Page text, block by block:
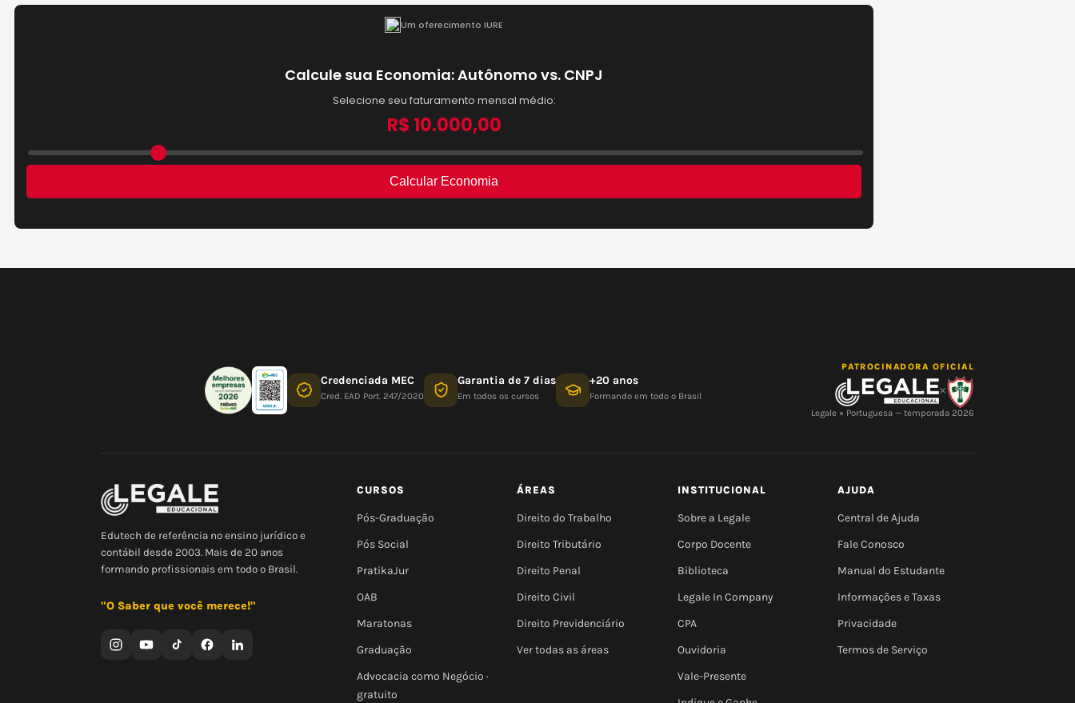
Credenciada MEC
Cred. EAD Port. 247/2020
Garantia de 7 dias
Em todos os cursos
+20 anos
Formando em todo o Brasil
PATROCINADORA OFICIAL
×
Legale × Portuguesa — temporada 2026
Edutech de referência no ensino jurídico e
contábil desde 2003. Mais de 20 anos
formando profissionais em todo o Brasil.
"O Saber que você merece!"
CURSOS
Pós-Graduação
Pós Social
PratikaJur
OAB
Maratonas
Graduação
Advocacia como Negócio ·
gratuito
ÁREAS
Direito do Trabalho
Direito Tributário
Direito Penal
Direito Civil
Direito Previdenciário
Ver todas as áreas
INSTITUCIONAL
Sobre a Legale
Corpo Docente
Biblioteca
Legale In Company
CPA
Ouvidoria
Vale-Presente
AJUDA
Central de Ajuda
Fale Conosco
Manual do Estudante
Informações e Taxas
Privacidade
Termos de Serviço